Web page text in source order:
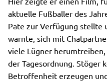
aktuelle Fußballer des
Pate zur Verfügung stellte
warnte, sich mit
viele Lügner
der Tagesordnung. Stöger
Betroffenheit erzeugen